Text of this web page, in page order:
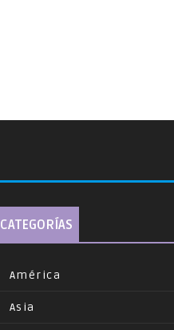
CATEGORÍAS
América
Asia